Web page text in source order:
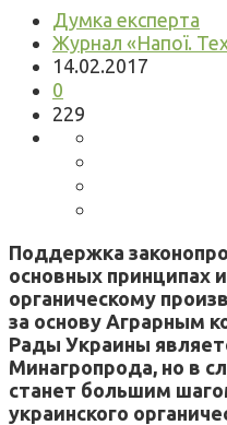
Думка експерта
Журнал «Напої.
14.02.2017
0
229
Поддержка
основных принципах
органическому
за основу Аграрным
Рады Украины
Минагропрода, но в
станет большим
украинского